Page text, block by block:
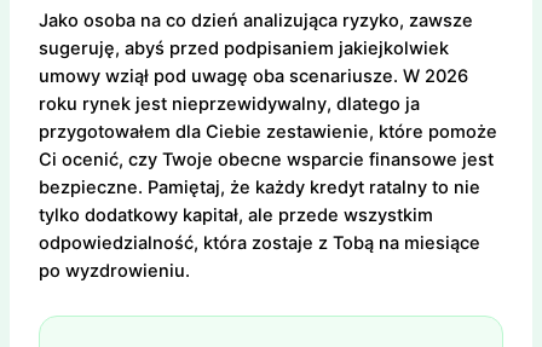
Jako osoba na co dzień analizująca ryzyko, zawsze
sugeruję, abyś przed podpisaniem jakiejkolwiek
umowy wziął pod uwagę oba scenariusze. W 2026
roku rynek jest nieprzewidywalny, dlatego ja
przygotowałem dla Ciebie zestawienie, które pomoże
Ci ocenić, czy Twoje obecne wsparcie finansowe jest
bezpieczne. Pamiętaj, że każdy kredyt ratalny to nie
tylko dodatkowy kapitał, ale przede wszystkim
odpowiedzialność, która zostaje z Tobą na miesiące
po wyzdrowieniu.